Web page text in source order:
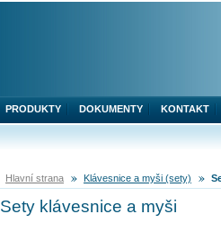
Hlavní strana Klávesnice a myši (sety)
Sety klávesnice a myši
PRODUKTY DOKUMENTY KONTAKT